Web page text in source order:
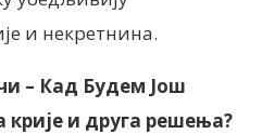
и некретнина.
– Кад Будем Још
и друга решења?